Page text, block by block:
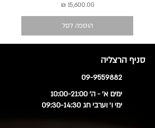
מחיר
הוספה לסל
סניף הרצליה
09-9559882
ימים א' - ה' 10:00-21:00
ימי ו' וערבי חג 09:30-14:30